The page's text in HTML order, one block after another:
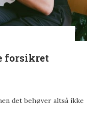
forsikret
det behøver altså ikke